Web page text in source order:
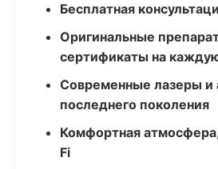
Бесплатная
Оригинальные
сертификаты на
Современные лазеры и
последнего поколения
Комфортная
Fi